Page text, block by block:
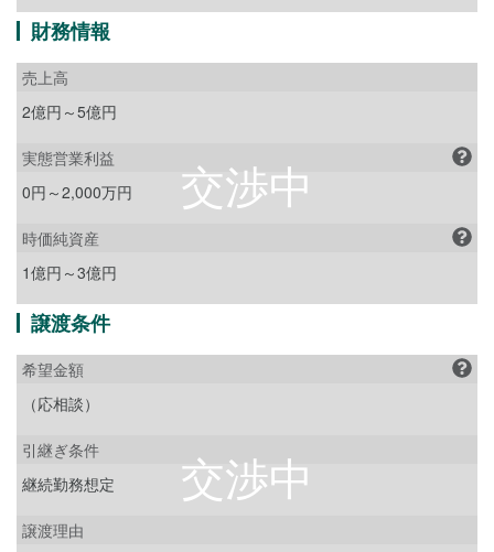
財務情報
売上高
2億円～5億円
実態営業利益
0円～2,000万円
時価純資産
1億円～3億円
譲渡条件
希望金額
（応相談）
引継ぎ条件
継続勤務想定
譲渡理由